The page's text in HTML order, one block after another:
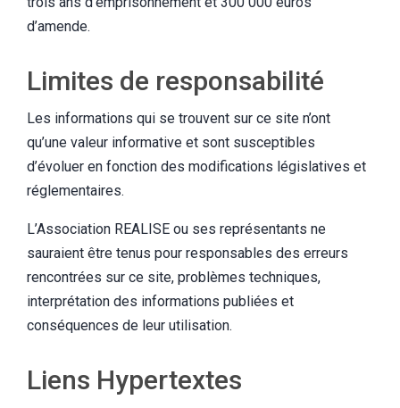
d’amende.
Limites de responsabilité
Les informations qui se trouvent sur ce site n’ont
qu’une valeur informative et sont susceptibles
d’évoluer en fonction des modifications législatives et
réglementaires.
L’Association REALISE ou ses représentants ne
sauraient être tenus pour responsables des erreurs
rencontrées sur ce site, problèmes techniques,
interprétation des informations publiées et
conséquences de leur utilisation.
Liens Hypertextes